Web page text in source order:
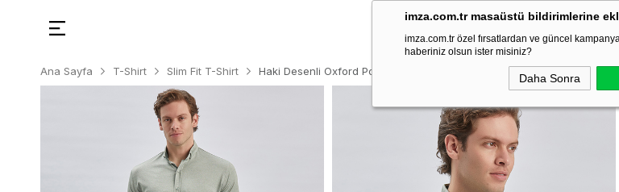
imza.com.tr masaüstü bildirimlerine
imza.com.tr özel fırsatlardan ve güncel
haberiniz olsun ister misiniz?
Daha Sonra
Ana Sayfa T-Shirt Slim Fit T-Shirt Haki Desenli Oxford Polo Yaka Cepli Pamuklu Casual Slim Fit Dar Kesim